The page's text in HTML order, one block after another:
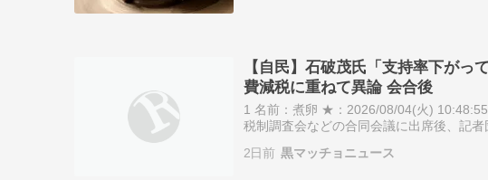
【自民】石破茂氏「支持率下が
費減税に重ねて異論 会合後
1 名前：煮卵 ★：2026/08/04(火)
税制調査会などの合同会議に出席後、記
2日前 黒マッチョニュース